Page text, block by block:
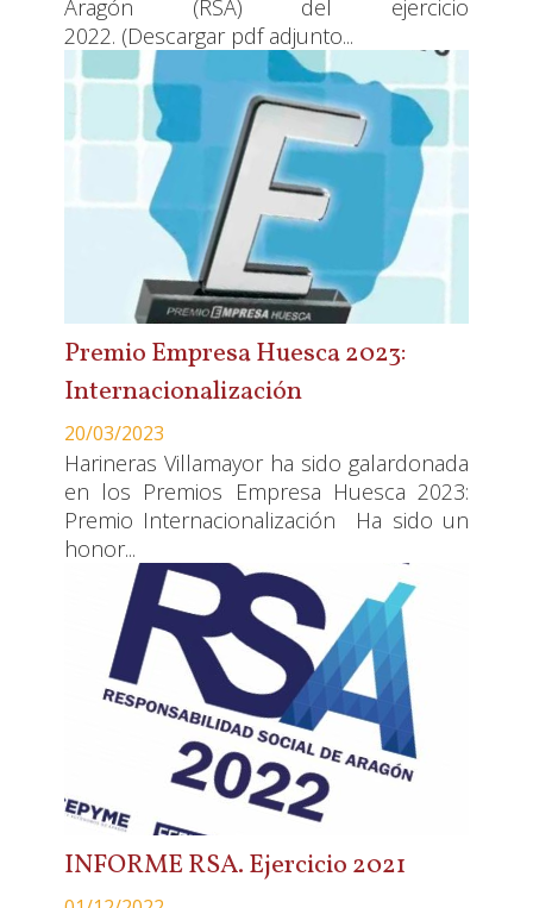
Aragón (RSA) del ejercicio
2022. (Descargar pdf adjunto...
Premio Empresa Huesca 2023:
Internacionalización
20/03/2023
Harineras Villamayor ha sido galardonada
en los Premios Empresa Huesca 2023:
Premio Internacionalización Ha sido un
honor...
INFORME RSA. Ejercicio 2021